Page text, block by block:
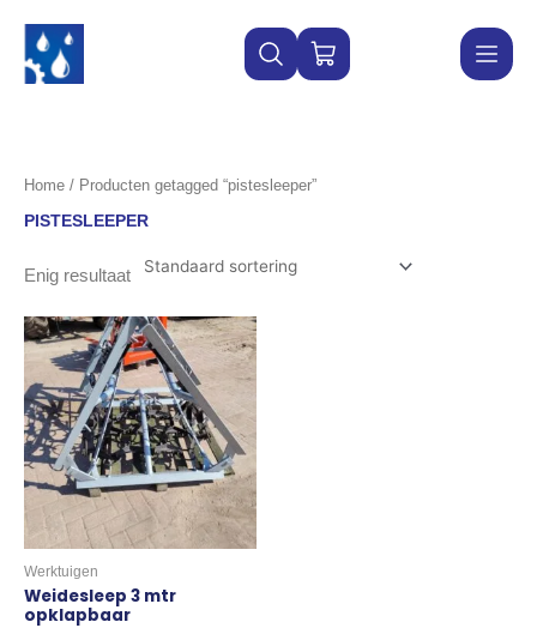
inhoud
WINKELWAGEN
Home / Producten getagged “pistesleeper”
PISTESLEEPER
Enig resultaat
Werktuigen
Weidesleep 3 mtr
opklapbaar